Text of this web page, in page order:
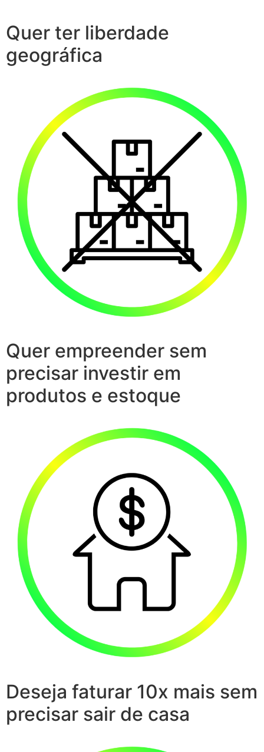
Quer ter liberdade
geográfica
Quer empreender sem
precisar investir em
produtos e estoque
Deseja faturar 10x mais sem
precisar sair de casa